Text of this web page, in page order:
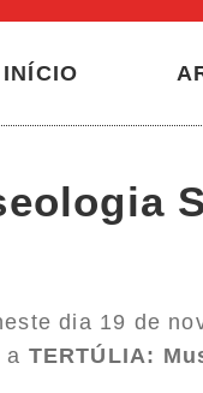
INÍCIO
dia 19 de
a TERTÚLIA: